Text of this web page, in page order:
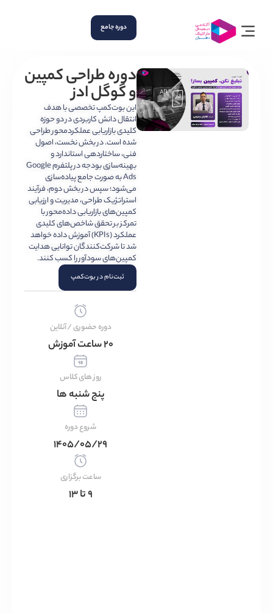
دوره طراحی کمپین
و گوگل ادز
این بوت‌کمپ تخصصی با هدف
انتقال دانش کاربردی در دو حوزه
کلیدی بازاریابی عملکردمحور طراحی
شده است. در بخش نخست، اصول
فنی، ساختاردهی استاندارد و
بهینه‌سازی بودجه در پلتفرم Google
Ads به صورت جامع پیاده‌سازی
می‌شود؛ سپس در بخش دوم، فرآیند
استراتژیک طراحی، مدیریت و ارزیابی
کمپین‌های بازاریابی داده‌محور با
تمرکز بر تحقق شاخص‌های کلیدی
عملکرد (KPIs) آموزش داده خواهد
شد تا شرکت‌کنندگان توانایی هدایت
کمپین‌های سودآور را کسب کنند.
ثبت‌نام در بوت‌کمپ
دوره حضوری /آنلاین
پنج شنبه ها
۱۴۰۵/۰۵/۲۹